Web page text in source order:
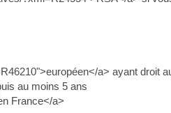
a> ayant droit
au moins 5 ans
France</a>